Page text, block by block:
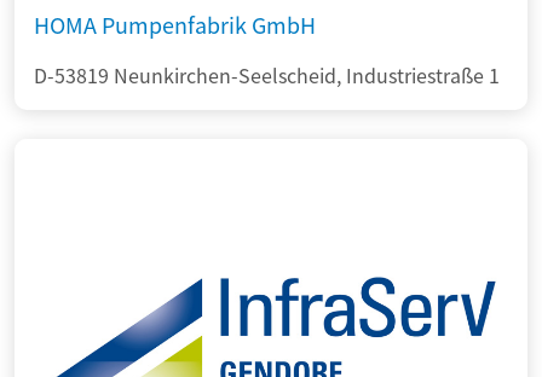
HOMA Pumpenfabrik GmbH
D-53819 Neunkirchen-Seelscheid, Industriestraße 1